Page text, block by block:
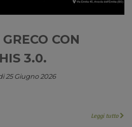
CON
3.0.
25 Giugno 2026
Leggi tutto